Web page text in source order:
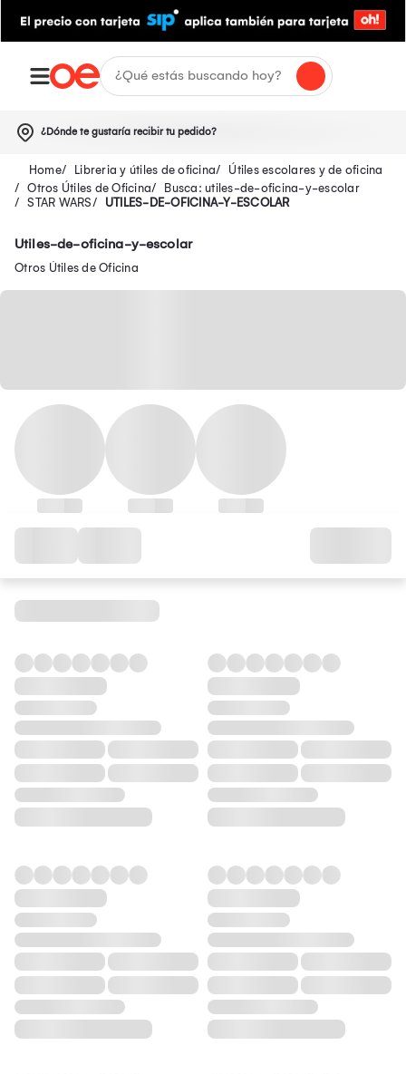
¿Dónde te gustaría recibir tu pedido?
Libreria y útiles de oficina
Útiles escolares y de oficina
Otros Útiles de Oficina
Busca: utiles-de-oficina-y-escolar
STAR WARS
UTILES-DE-OFICINA-Y-ESCOLAR
Utiles-de-oficina-y-escolar
Otros Útiles de Oficina